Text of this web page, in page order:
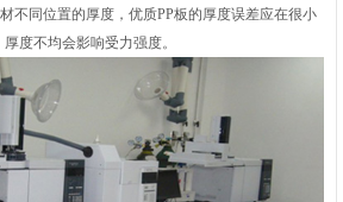
不同位置的厚度，优质PP板的厚度误差应在很小
度不均会影响受力强度。